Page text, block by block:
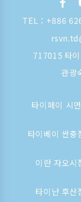
TEL： +886
717015 타
관광
타이페이 시
타이베이 싼충
이란 자오시
타이난 후산